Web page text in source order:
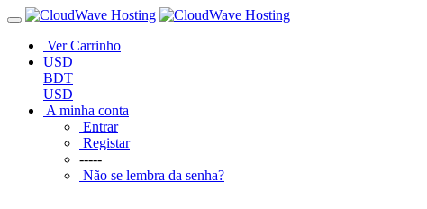
Ver Carrinho
USD
BDT
USD
A minha conta
Entrar
Registar
-----
Não se lembra da senha?